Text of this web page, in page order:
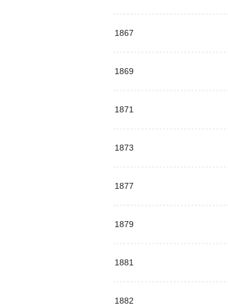
1867
1869
1871
1873
1877
1879
1881
1882